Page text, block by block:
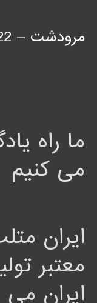
مرودشت – 22 بهمن شمالی
ما راه
می کنیم
ایران
معتبر
ایران